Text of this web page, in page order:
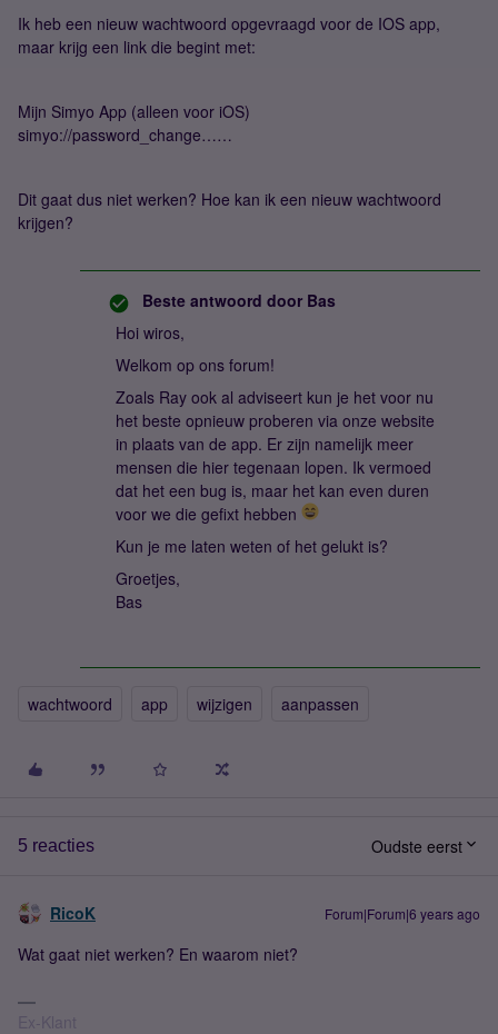
Ik heb een nieuw wachtwoord opgevraagd voor de IOS app,
maar krijg een link die begint met:
Mijn Simyo App (alleen voor iOS)
simyo://password_change……
Dit gaat dus niet werken? Hoe kan ik een nieuw wachtwoord
krijgen?
Beste antwoord door Bas
Hoi wiros,
Welkom op ons forum!
Zoals Ray ook al adviseert kun je het voor nu
het beste opnieuw proberen via onze website
in plaats van de app. Er zijn namelijk meer
mensen die hier tegenaan lopen. Ik vermoed
dat het een bug is, maar het kan even duren
voor we die gefixt hebben
Kun je me laten weten of het gelukt is?
Groetjes,
Bas
wachtwoord app wijzigen aanpassen
5 reacties Oudste eerst
RicoK Forum|Forum|6 years ago
Wat gaat niet werken? En waarom niet?
Ex-Klant